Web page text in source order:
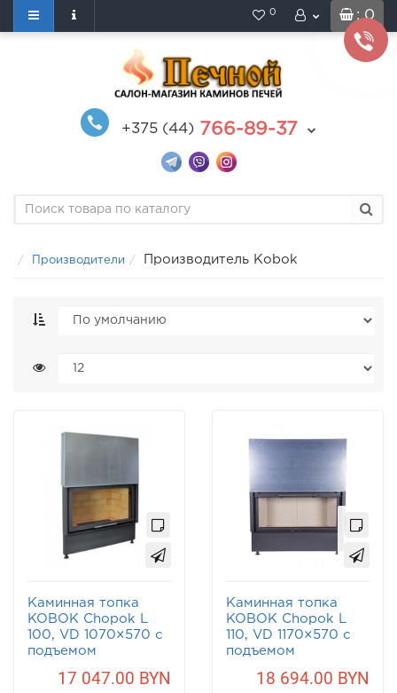
: 0
0
+375 (44) 766-89-37
Производители Производитель Kobok
Каминная топка
KOBOK Chopok L
100, VD 1070×570 с
подъемом
17 047.00 BYN
Каминная топка
KOBOK Chopok L
110, VD 1170×570 с
подъемом
18 694.00 BYN